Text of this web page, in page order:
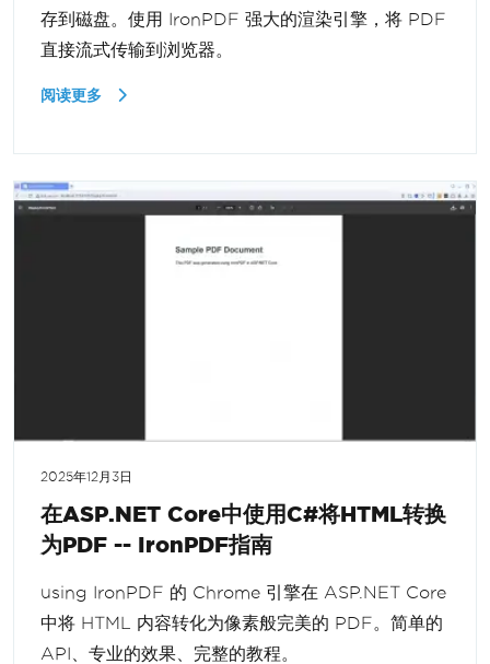
存到磁盘。使用 IronPDF 强大的渲染引擎，将 PDF
直接流式传输到浏览器。
阅读更多
2025年12月3日
在ASP.NET Core中使用C#将HTML转换
为PDF -- IronPDF指南
using IronPDF 的 Chrome 引擎在 ASP.NET Core
中将 HTML 内容转化为像素般完美的 PDF。简单的
API、专业的效果、完整的教程。